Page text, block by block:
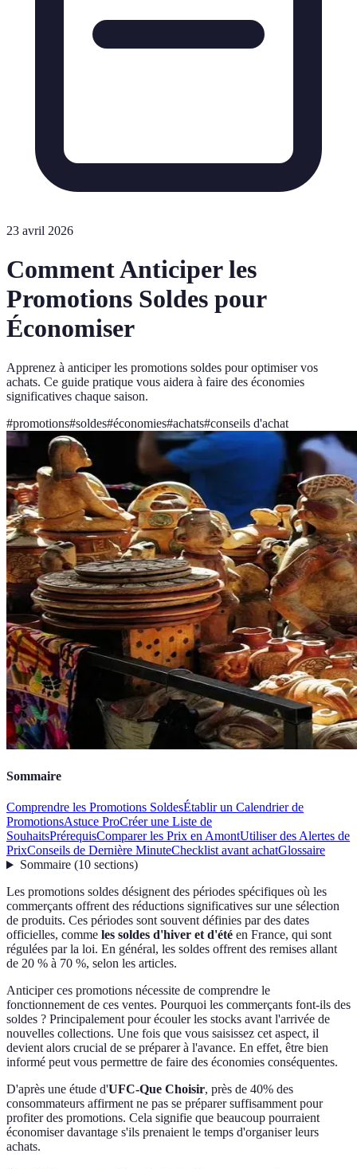
23 avril 2026
Comment Anticiper les
Promotions Soldes pour
Économiser
Apprenez à anticiper les promotions soldes pour optimiser vos
achats. Ce guide pratique vous aidera à faire des économies
significatives chaque saison.
#promotions#soldes#économies#achats#conseils d'achat
Sommaire
Comprendre les Promotions SoldesÉtablir un Calendrier de
PromotionsAstuce ProCréer une Liste de
SouhaitsPrérequisComparer les Prix en AmontUtiliser des Alertes de
PrixConseils de Dernière MinuteChecklist avant achatGlossaire
Sommaire(10 sections)
Les promotions soldes désignent des périodes spécifiques où les
commerçants offrent des réductions significatives sur une sélection
de produits. Ces périodes sont souvent définies par des dates
officielles, comme les soldes d'hiver et d'été en France, qui sont
régulées par la loi. En général, les soldes offrent des remises allant
de 20 % à 70 %, selon les articles.
Anticiper ces promotions nécessite de comprendre le
fonctionnement de ces ventes. Pourquoi les commerçants font-ils des
soldes ? Principalement pour écouler les stocks avant l'arrivée de
nouvelles collections. Une fois que vous saisissez cet aspect, il
devient alors crucial de se préparer à l'avance. En effet, être bien
informé peut vous permettre de faire des économies conséquentes.
D'après une étude d'UFC-Que Choisir, près de 40% des
consommateurs affirment ne pas se préparer suffisamment pour
profiter des promotions. Cela signifie que beaucoup pourraient
économiser davantage s'ils prenaient le temps d'organiser leurs
achats.